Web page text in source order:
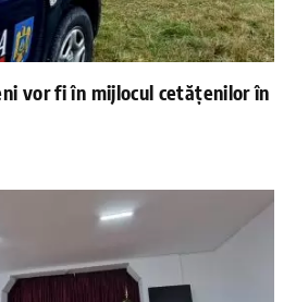
vor fi în mijlocul cetățenilor în